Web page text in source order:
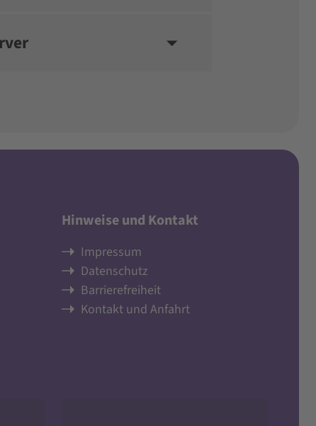
Hinweise und Kontakt
Impressum
Datenschutz
Barrierefreiheit
Kontakt und Anfahrt